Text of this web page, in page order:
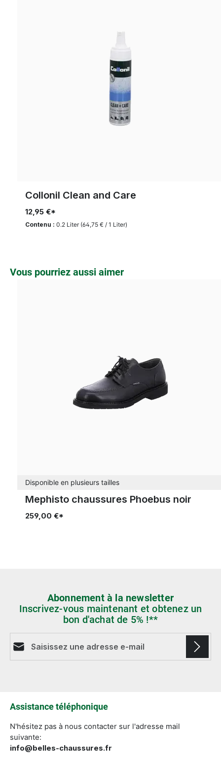
Collonil Clean and Care
Contenu : 0.2 Liter (64,75 € / 1 Liter)
12,95 €*
Ignorer la galerie de produits
Vous pourriez aussi aimer
Disponible en plusieurs tailles
Mephisto chaussures Phoebus noir
259,00 €*
Abonnement à la newsletter
Inscrivez-vous maintenant et obtenez un
bon d'achat de 5% !**
Assistance téléphonique
N'hésitez pas à nous contacter sur l'adresse mail
suivante:
info@belles-chaussures.fr